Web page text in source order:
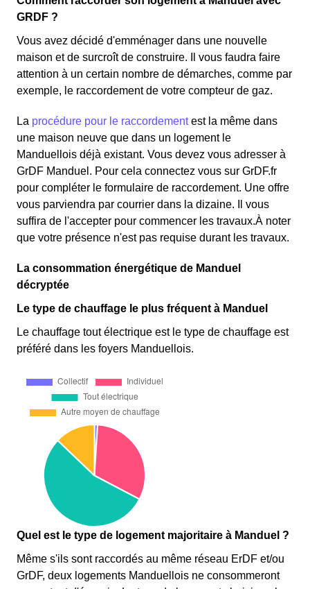
GRDF ?
Vous avez décidé d'emménager dans une nouvelle
maison et de surcroît de construire. Il vous faudra faire
attention à un certain nombre de démarches, comme par
exemple, le raccordement de votre compteur de gaz.
La procédure pour le raccordementest la même dans
une maison neuve que dans un logement le
Manduellois déjà existant. Vous devez vous adresser à
GrDF Manduel. Pour cela connectez vous sur GrDF.fr
pour compléter le formulaire de raccordement. Une offre
vous parviendra par courrier dans la dizaine. Il vous
suffira de l'accepter pour commencer les travaux.À noter
que votre présence n'est pas requise durant les travaux.
La consommation énergétique de Manduel
décryptée
Le type de chauffage le plus fréquent à Manduel
Le chauffage tout électrique est le type de chauffage est
préféré dans les foyers Manduellois.
Quel est le type de logement majoritaire à Manduel ?
Même s'ils sont raccordés au même réseau ErDF et/ou
GrDF, deux logements Manduellois ne consommeront